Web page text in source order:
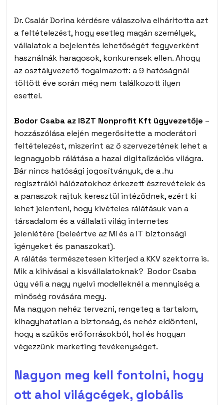
Dr. Csalár Dorina kérdésre válaszolva elhárította azt
a feltételezést, hogy esetleg magán személyek,
vállalatok a bejelentés lehetőségét fegyverként
használnák haragosok, konkurensek ellen. Ahogy
az osztályvezető fogalmazott: a 9 hatóságnál
töltött éve során még nem találkozott ilyen
esettel.
Bodor Csaba az ISZT Nonprofit Kft ügyvezetője –
hozzászólása elején megerősítette a moderátori
feltételezést, miszerint az ő szervezetének lehet a
legnagyobb rálátása a hazai digitalizációs világra.
Bár nincs hatósági jogosítványuk, de a .hu
regisztrálói hálózatokhoz érkezett észrevételek és
a panaszok rajtuk keresztül intéződnek, ezért ki
lehet jelenteni, hogy kivételes rálátásuk van a
társadalom és a vállalati világ internetes
jelenlétére (beleértve az MI és a IT biztonsági
igényeket és panaszokat).
A rálátás természetesen kiterjed a KKV szektorra is.
Mik a kihívásai a kisvállalatoknak? Bodor Csaba
úgy véli a nagy nyelvi modelleknél a mennyiség a
minőség rovására megy.
Ma nagyon nehéz tervezni, rengeteg a tartalom,
kihagyhatatlan a biztonság, és nehéz eldönteni,
hogy a szűkös erőforrásokból, hol és hogyan
végezzünk marketing tevékenységet.
Nagyon meg kell fontolni, hogy
ott ahol világcégek, globális